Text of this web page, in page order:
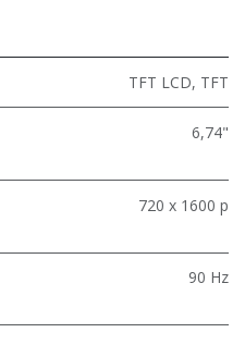
TFT LCD, TFT
6,74"
720 x 1600 p
90 Hz